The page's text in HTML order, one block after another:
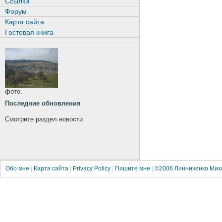
Форум
Карта сайта
Гостевая книга
фото.
Последние обновления
Смотрите раздел новости
Обо мне Карта сайта Privacy Policy Пишите мне ©2006 Линниченко